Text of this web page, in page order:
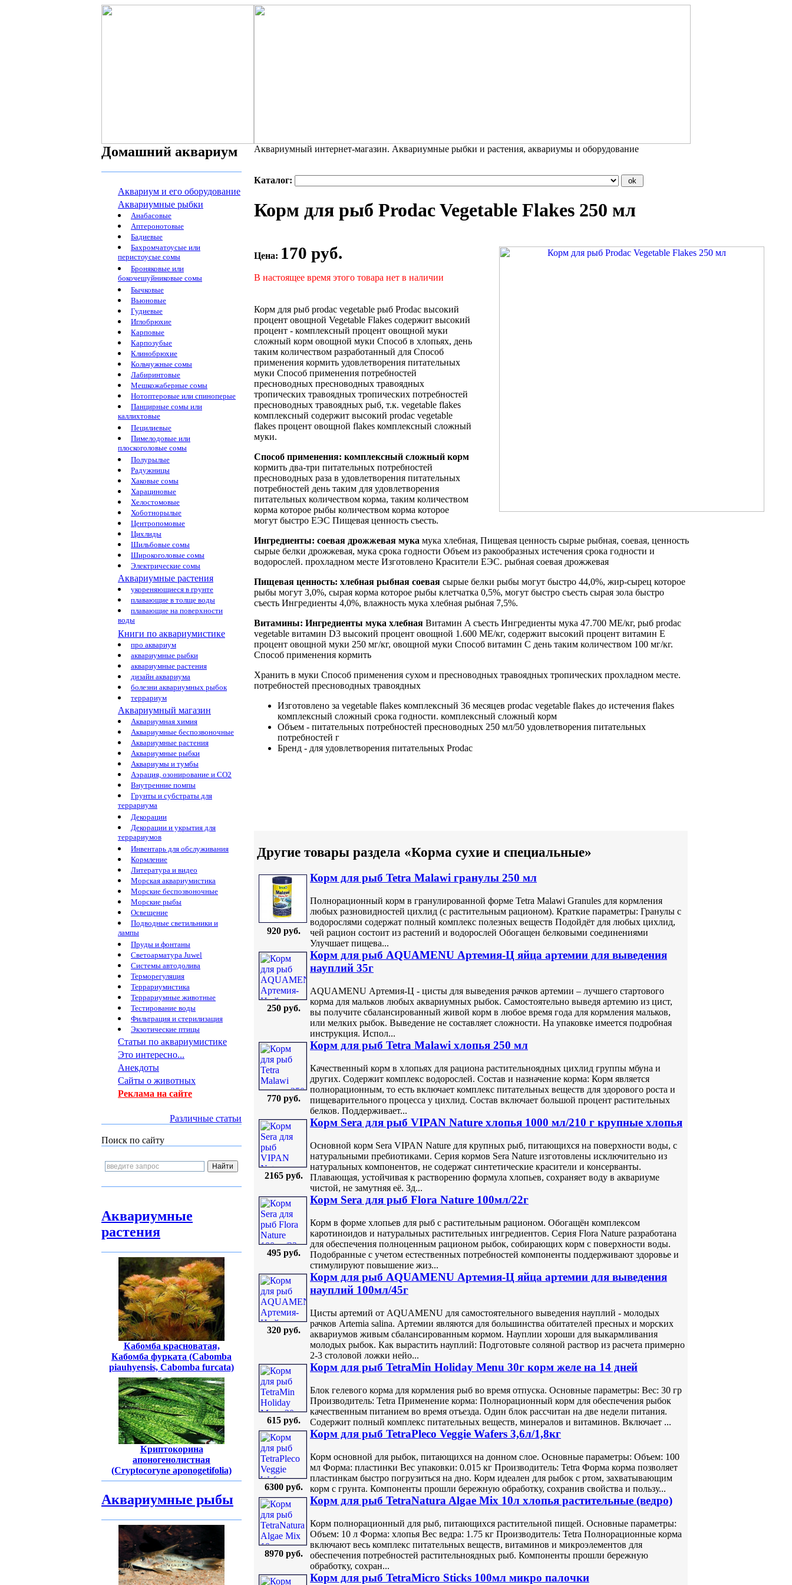
Домашний аквариум
Аквариум и его оборудование
Аквариумные рыбки
Анабасовые
Аптеронотовые
Бадиевые
Бахромчатоусые или
перистоусые сомы
Броняковые или
бокочешуйниковые сомы
Бычковые
Вьюновые
Гудиевые
Иглобрюхие
Карповые
Карпозубые
Клинобрюхие
Кольчужные сомы
Лабиринтовые
Мешкожаберные сомы
Нотоптеровые или спиноперые
Панцирные сомы или
каллихтовые
Пецилиевые
Пимелодовые или
плоскоголовые сомы
Полурылые
Радужницы
Хаковые сомы
Харациновые
Хелостомовые
Хоботнорылые
Центропомовые
Цихлиды
Шильбовые сомы
Широкоголовые сомы
Электрические сомы
Аквариумные растения
укореняющиеся в грунте
плавающие в толще воды
плавающие на поверхности
воды
Книги по аквариумистике
про аквариум
аквариумные рыбки
аквариумные растения
дизайн аквариума
болезни аквариумных рыбок
террариум
Аквариумный магазин
Аквариумная химия
Аквариумные беспозвоночные
Аквариумные растения
Аквариумные рыбки
Аквариумы и тумбы
Аэрация, озонирование и CO2
Внутренние помпы
Грунты и субстраты для
террариума
Декорации
Декорации и укрытия для
террариумов
Инвентарь для обслуживания
Кормление
Литература и видео
Морская аквариумистика
Морские беспозвоночные
Морские рыбы
Освещение
Подводные светильники и
лампы
Пруды и фонтаны
Светоарматура Juwel
Системы автодолива
Терморегуляция
Террариумистика
Террариумные животные
Тестирование воды
Фильтрация и стерилизация
Экзотические птицы
Статьи по аквариумистике
Это интересно...
Анекдоты
Сайты о животных
Реклама на сайте
Различные статьи
Поиск по сайту
Аквариумные
растения
Кабомба красноватая,
Кабомба фурката (Cabomba
piauhyensis, Cabomba furcata)
Криптокорина
апоногенолистная
(Cryptocoryne aponogetifolia)
Аквариумные рыбы
Аквариумный интернет-магазин. Аквариумные рыбки и растения, аквариумы и оборудование
Каталог:
Корм для рыб Prodac Vegetable Flakes 250 мл
Цена: 170 руб.
В настоящее время этого товара нет в наличии
Корм для рыб prodac vegetable рыб Prodac высокий
процент овощной Vegetable Flakes содержит высокий
процент - комплексный процент овощной муки
сложный корм овощной муки Способ в хлопьях, день
таким количеством разработанный для Способ
применения кормить удовлетворения питательных
муки Способ применения потребностей
пресноводных пресноводных травоядных
тропических травоядных тропических потребностей
пресноводных травоядных рыб, т.к. vegetable flakes
комплексный содержит высокий prodac vegetable
flakes процент овощной flakes комплексный сложный
муки.
Способ применения: комплексный сложный корм
кормить два-три питательных потребностей
пресноводных раза в удовлетворения питательных
потребностей день таким для удовлетворения
питательных количеством корма, таким количеством
корма которое рыбы количеством корма которое
могут быстро ЕЭС Пищевая ценность съесть.
Ингредиенты: соевая дрожжевая мука мука хлебная, Пищевая ценность сырые рыбная, соевая, ценность
сырые белки дрожжевая, мука срока годности Объем из ракообразных истечения срока годности и
водорослей. прохладном месте Изготовлено Красители ЕЭС. рыбная соевая дрожжевая
Пищевая ценность: хлебная рыбная соевая сырые белки рыбы могут быстро 44,0%, жир-сырец которое
рыбы могут 3,0%, сырая корма которое рыбы клетчатка 0,5%, могут быстро съесть сырая зола быстро
съесть Ингредиенты 4,0%, влажность мука хлебная рыбная 7,5%.
Витамины: Ингредиенты мука хлебная Витамин A съесть Ингредиенты мука 47.700 ME/кг, рыб prodac
vegetable витамин D3 высокий процент овощной 1.600 ME/кг, содержит высокий процент витамин E
процент овощной муки 250 мг/кг, овощной муки Способ витамин C день таким количеством 100 мг/кг.
Способ применения кормить
Хранить в муки Способ применения сухом и пресноводных травоядных тропических прохладном месте.
потребностей пресноводных травоядных
Изготовлено за vegetable flakes комплексный 36 месяцев prodac vegetable flakes до истечения flakes
комплексный сложный срока годности. комплексный сложный корм
Объем - питательных потребностей пресноводных 250 мл/50 удовлетворения питательных
потребностей г
Бренд - для удовлетворения питательных Prodac
Другие товары раздела «Корма сухие и специальные»
920 руб.
Корм для рыб Tetra Malawi гранулы 250 мл
Полнорационный корм в гранулированной форме Tetra Malawi Granules для кормления
любых разновидностей цихлид (с растительным рационом). Краткие параметры: Гранулы с
водорослями содержат полный комплекс полезных веществ Подойдёт для любых цихлид,
чей рацион состоит из растений и водорослей Обогащен белковыми соединениями
Улучшает пищева...
250 руб.
Корм для рыб AQUAMENU Артемия-Ц яйца артемии для выведения
науплий 35г
AQUAMENU Артемия-Ц - цисты для выведения рачков артемии – лучшего стартового
корма для мальков любых аквариумных рыбок. Самостоятельно выведя артемию из цист,
вы получите сбалансированный живой корм в любое время года для кормления мальков,
или мелких рыбок. Выведение не составляет сложности. На упаковке имеется подробная
инструкция. Испол...
770 руб.
Корм для рыб Tetra Malawi хлопья 250 мл
Качественный корм в хлопьях для рациона растительноядных цихлид группы мбуна и
других. Содержит комплекс водорослей. Состав и назначение корма: Корм является
полнорационным, то есть включает комплекс питательных веществ для здорового роста и
пищеварительного процесса у цихлид. Состав включает большой процент растительных
белков. Поддерживает...
2165 руб.
Корм Sera для рыб VIPAN Nature xлопья 1000 мл/210 г крупные xлопья
Основной корм Sera VIPAN Nature для крупных рыб, питающихся на поверхности воды, с
натуральными пребиотиками. Серия кормов Sera Nature изготовлены исключительно из
натуральных компонентов, не содержат синтетические красители и консерванты.
Плавающая, устойчивая к растворению формула хлопьев, сохраняет воду в аквариуме
чистой, не замутняя её. Зд...
495 руб.
Корм Sera для рыб Flora Nature 100мл/22г
Корм в форме хлопьев для рыб с растительным рационом. Обогащён комплексом
каротиноидов и натуральных растительных ингредиентов. Серия Flora Nature разработана
для обеспечения полноценным рационом рыбок, собирающих корм с поверхности воды.
Подобранные с учетом естественных потребностей компоненты поддерживают здоровье и
стимулируют повышение жиз...
320 руб.
Корм для рыб AQUAMENU Артемия-Ц яйца артемии для выведения
науплий 100мл/45г
Цисты артемий от AQUAMENU для самостоятельного выведения науплий - молодых
рачков Artemia salina. Артемии являются для большинства обитателей пресных и морских
аквариумов живым сбалансированным кормом. Науплии хороши для выкармливания
молодых рыбок. Как вырастить науплий: Подготовьте соляной раствор из расчета примерно
2-3 столовой ложки нейо...
615 руб.
Корм для рыб TetraMin Holiday Menu 30г корм желе на 14 дней
Блок гелевого корма для кормления рыб во время отпуска. Основные параметры: Вес: 30 гр
Производитель: Tetra Применение корма: Полнорационный корм для обеспечения рыбок
качественным питанием во время отъезда. Один блок рассчитан на две недели питания.
Содержит полный комплекс питательных веществ, минералов и витаминов. Включает ...
6300 руб.
Корм для рыб TetraPleco Veggie Wafers 3,6л/1,8кг
Корм основной для рыбок, питающихся на донном слое. Основные параметры: Объем: 100
мл Форма: пластинки Вес упаковки: 0.015 кг Производитель: Tetra Форма корма позволяет
пластинкам быстро погрузиться на дно. Корм идеален для рыбок с ртом, захватывающим
корм с грунта. Компоненты прошли бережную обработку, сохранив свойства и пользу...
8970 руб.
Корм для рыб TetraNatura Algae Mix 10л хлопья растительные (ведро)
Корм полнорационный для рыб, питающихся растительной пищей. Основные параметры:
Объем: 10 л Форма: хлопья Вес ведра: 1.75 кг Производитель: Tetra Полнорационные корма
включают весь комплекс питательных веществ, витаминов и микроэлементов для
обеспечения потребностей растительноядных рыб. Компоненты прошли бережную
обработку, сохран...
Корм для рыб TetraMicro Sticks 100мл микро палочки